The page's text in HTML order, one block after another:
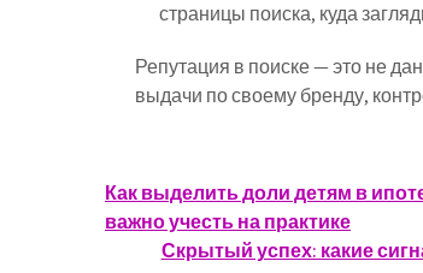
страницы поиска, куда
Репутация в поиске — это не
выдачи по своему бренду,
Навигация
по
Как выделить доли детям в
важно учесть на практике
Скрытый успех: какие